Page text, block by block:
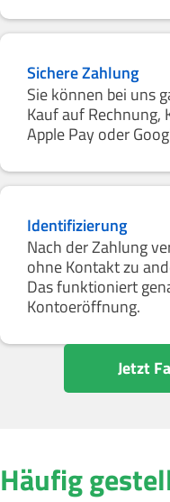
Sichere Zahlung
Sie können bei uns
Kauf auf Rechnung,
Apple Pay oder
Identifizierung
Nach der Zahlung
ohne Kontakt zu
Das funktioniert
Kontoeröffnung.
Jetzt
Häufig